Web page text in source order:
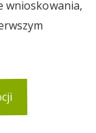
wnioskowania,